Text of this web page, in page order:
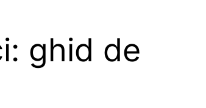
ghid de